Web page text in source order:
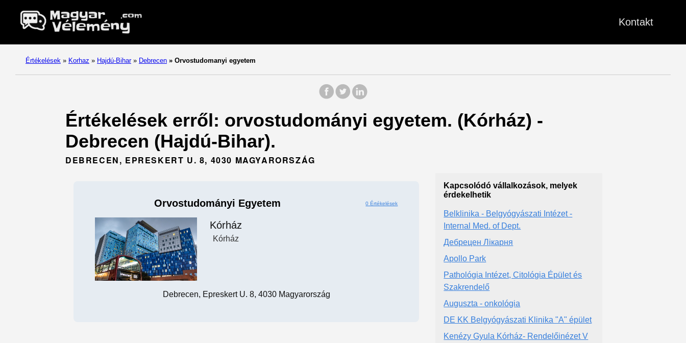
Kontakt
Értékelések » Korhaz » Hajdú-Bihar » Debrecen » Orvostudomanyi egyetem
Értékelések erről: orvostudományi egyetem. (Kórház) -
Debrecen (Hajdú-Bihar).
DEBRECEN, EPRESKERT U. 8, 4030 MAGYARORSZÁG
Orvostudományi Egyetem 0 Értékelések
Kórház
Kórház
Debrecen, Epreskert U. 8, 4030 Magyarország
Kapcsolódó vállalkozások, melyek
érdekelhetik
Belklinika - Belgyógyászati Intézet -
Internal Med. of Dept.
Дебрецен Лікарня
Apollo Park
Pathológia Intézet, Citológia Épület és
Szakrendelő
Auguszta - onkológia
DE KK Belgyógyászati Klinika "A" épület
Kenézy Gyula Kórház- Rendelőinézet V